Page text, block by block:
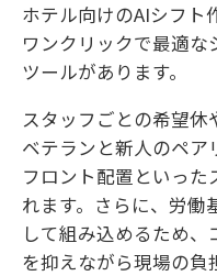
ホテル向けのAIシフト
ワンクリックで最適な
ツールがあります。
スタッフごとの希望休
ベテランと新人のペア
フロント配置といった
れます。さらに、労働
して組み込めるため
を抑えながら現場の負